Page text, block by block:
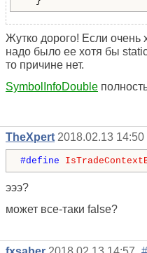
Жутко дорого! Если очень
надо было ее хотя бы
то причине нет.
SymbolInfoDouble
TheXpert 2018.02.13 14:50
#define
эээ?
может все-таки false?